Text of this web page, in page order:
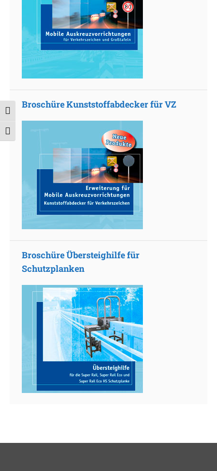
Umschalten auf hohe Kontraste
Schrift vergrößern
Broschüre Kunststoffabdecker für VZ
Broschüre Übersteighilfe für
Schutzplanken